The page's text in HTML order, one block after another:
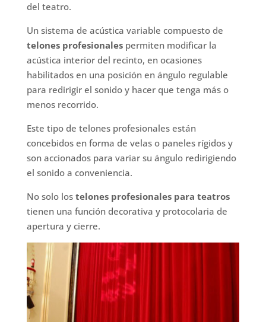
del teatro.
Un sistema de acústica variable compuesto de
telones profesionalespermiten modificar la
acústica interior del recinto, en ocasiones
habilitados en una posición en ángulo regulable
para redirigir el sonido y hacer que tenga más o
menos recorrido.
Este tipo de telones profesionales están
concebidos en forma de velas o paneles rígidos y
son accionados para variar su ángulo redirigiendo
el sonido a conveniencia.
No solo los telones profesionales para teatros
tienen una función decorativa y protocolaria de
apertura y cierre.